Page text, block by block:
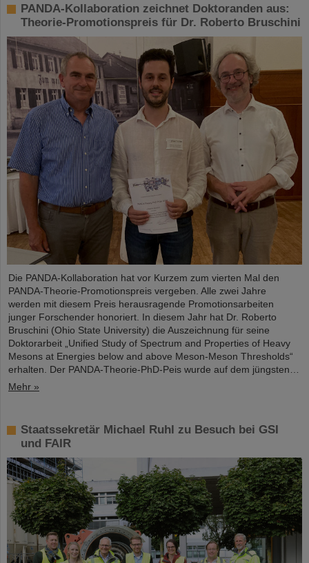
PANDA-Kollaboration zeichnet Doktoranden aus:
Theorie-Promotionspreis für Dr. Roberto Bruschini
Die PANDA-Kollaboration hat vor Kurzem zum vierten Mal den
PANDA-Theorie-Promotionspreis vergeben. Alle zwei Jahre
werden mit diesem Preis herausragende Promotionsarbeiten
junger Forschender honoriert. In diesem Jahr hat Dr. Roberto
Bruschini (Ohio State University) die Auszeichnung für seine
Doktorarbeit „Unified Study of Spectrum and Properties of Heavy
Mesons at Energies below and above Meson-Meson Thresholds“
erhalten. Der PANDA-Theorie-PhD-Peis wurde auf dem jüngsten…
Mehr »
Staatssekretär Michael Ruhl zu Besuch bei GSI
und FAIR